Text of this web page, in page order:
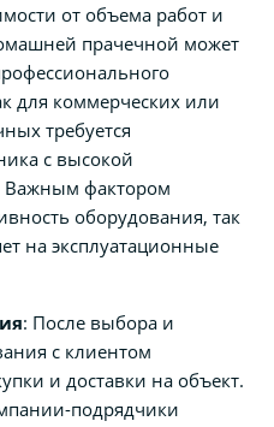
от объема работ и
прачечной может
для коммерческих или
требуется
с высокой
Важным фактором
оборудования, так
на эксплуатационные
: После выбора и
с клиентом
и доставки на объект.
подрядчики